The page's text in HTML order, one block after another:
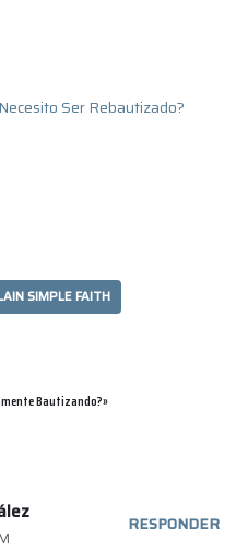
Ser Rebautizado?
SIMPLE FAITH
Bautizando?»
RESPONDER